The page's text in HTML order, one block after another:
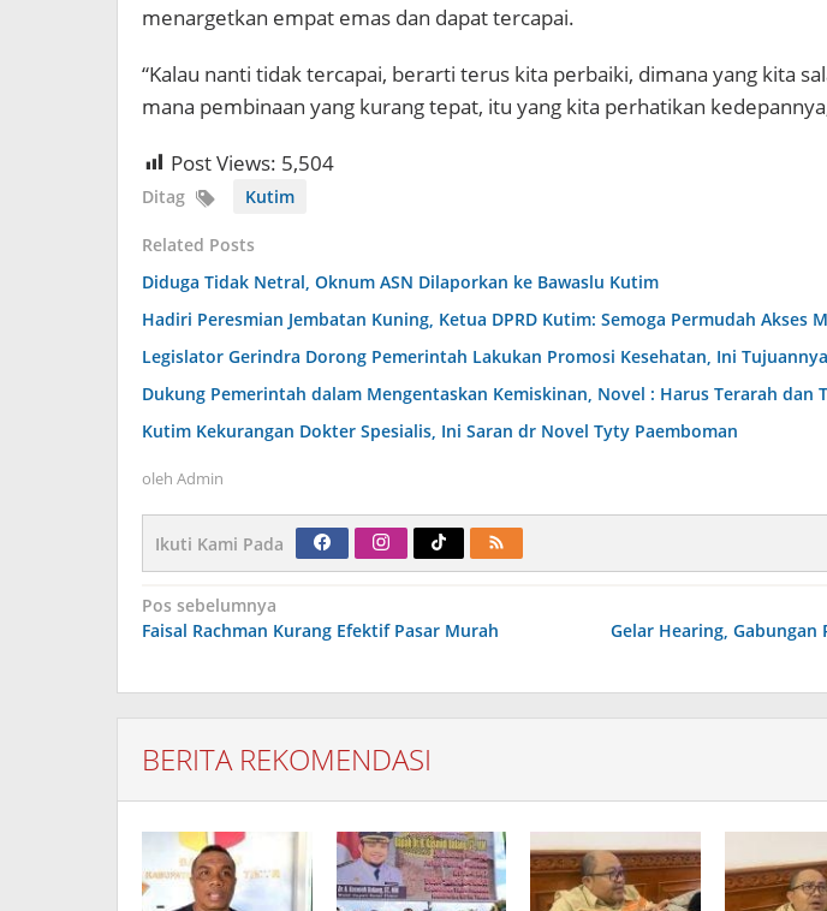
menargetkan empat emas dan dapat tercapai.
“Kalau nanti tidak tercapai, berarti terus kita perbaiki, dimana yang kita
mana pembinaan yang kurang tepat, itu yang kita perhatikan
Post Views: 5,504
Ditag Kutim
Related Posts
Diduga Tidak Netral, Oknum ASN Dilaporkan ke Bawaslu Kutim
Hadiri Peresmian Jembatan Kuning, Ketua DPRD Kutim: Semoga Permudah Akses
Legislator Gerindra Dorong Pemerintah Lakukan Promosi Kesehatan, Ini Tujuannya
Dukung Pemerintah dalam Mengentaskan Kemiskinan, Novel : Harus Terarah dan
Kutim Kekurangan Dokter Spesialis, Ini Saran dr Novel Tyty Paemboman
oleh Admin
Ikuti Kami Pada
Navigasi
pos
Pos sebelumnya
Faisal Rachman Kurang Efektif Pasar Murah
Gelar Hearing, Gabungan
BERITA REKOMENDASI